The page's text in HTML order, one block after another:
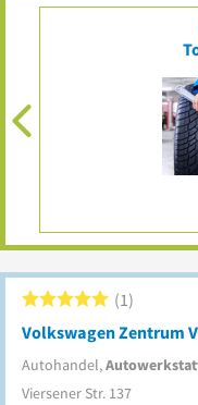
Volkswagen Zentrum
Autohandel,
1
Viersener Str. 137